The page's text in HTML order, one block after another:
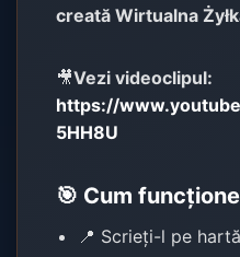
creată Wirtualna
🎥Vezi videoclipul:
https://
5HH8U
🎯 Cum
📍 Scrieți-l pe